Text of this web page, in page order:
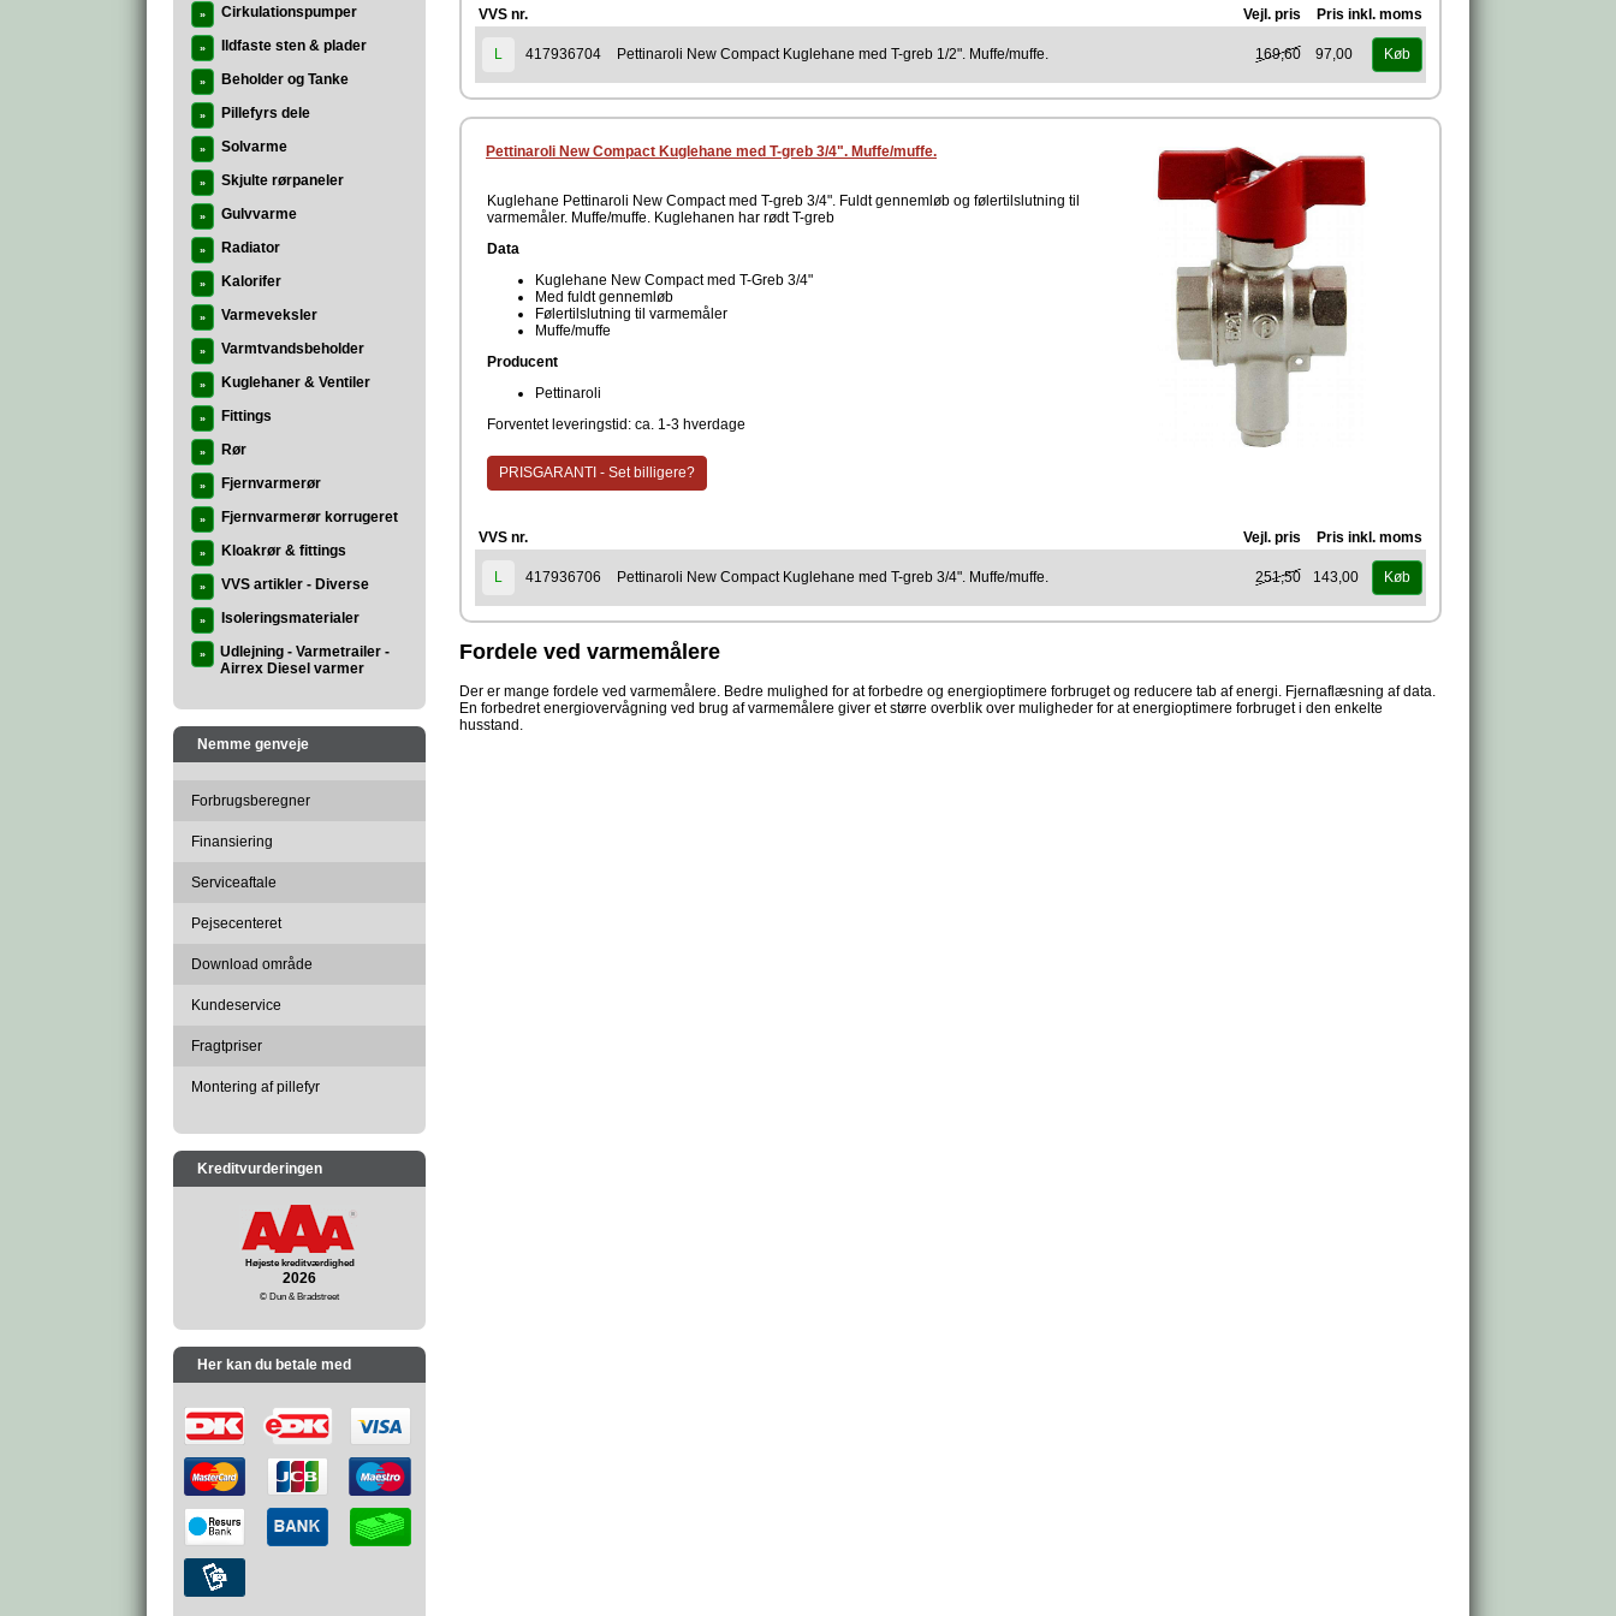
» Cirkulationspumper
» Ildfaste sten & plader
» Beholder og Tanke
» Pillefyrs dele
» Solvarme
» Skjulte rørpaneler
» Gulvvarme
» Radiator
» Kalorifer
» Varmeveksler
» Varmtvandsbeholder
» Kuglehaner & Ventiler
» Fittings
» Rør
» Fjernvarmerør
» Fjernvarmerør korrugeret
» Kloakrør & fittings
» VVS artikler - Diverse
» Isoleringsmaterialer
»
Udlejning - Varmetrailer -
Airrex Diesel varmer
Nemme genveje
Forbrugsberegner
Finansiering
Serviceaftale
Pejsecenteret
Download område
Kundeservice
Fragtpriser
Montering af pillefyr
Kreditvurderingen
Højeste kreditværdighed
2026
© Dun & Bradstreet
Her kan du betale med
VVS nr. Vejl. pris Pris inkl. moms
L 417936704 Pettinaroli New Compact Kuglehane med T-greb 1/2". Muffe/muffe. 169,60 97,00 Køb
Pettinaroli New Compact Kuglehane med T-greb 3/4". Muffe/muffe.
Kuglehane Pettinaroli New Compact med T-greb 3/4". Fuldt gennemløb og følertilslutning til
varmemåler. Muffe/muffe. Kuglehanen har rødt T-greb
Data
Kuglehane New Compact med T-Greb 3/4"
Med fuldt gennemløb
Følertilslutning til varmemåler
Muffe/muffe
Producent
Pettinaroli
Forventet leveringstid: ca. 1-3 hverdage
PRISGARANTI - Set billigere?
VVS nr. Vejl. pris Pris inkl. moms
L 417936706 Pettinaroli New Compact Kuglehane med T-greb 3/4". Muffe/muffe. 251,50 143,00 Køb
Fordele ved varmemålere
Der er mange fordele ved varmemålere. Bedre mulighed for at forbedre og energioptimere forbruget og reducere tab af energi. Fjernaflæsning af data.
En forbedret energiovervågning ved brug af varmemålere giver et større overblik over muligheder for at energioptimere forbruget i den enkelte
husstand.